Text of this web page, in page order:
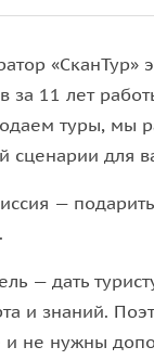
станет
города,
главное.
о нем яркое
«‎СканТур»‎
за 11 лет
туры, мы
сценарии для
—
— дать
и знаний.
не нужны